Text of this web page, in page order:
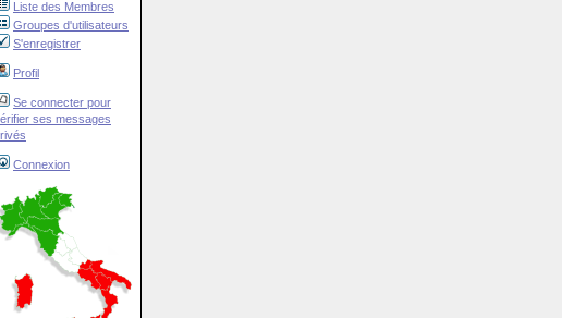
Liste des Membres
Groupes d'utilisateurs
S'enregistrer
Profil
Se connecter pour
ses messages
Connexion